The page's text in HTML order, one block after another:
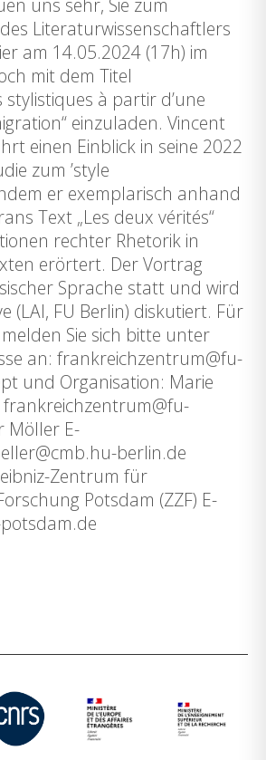
uns sehr, Sie zum
Literaturwissenschaftlers
am 14.05.2024 (17h) im
mit dem Titel
stylistiques à partir d’une
einzuladen. Vincent
einen Einblick in seine 2022
zum ’style
er exemplarisch anhand
Text „Les deux vérités“
rechter Rhetorik in
erörtert. Der Vortrag
Sprache statt und wird
(LAI, FU Berlin) diskutiert. Für
Sie sich bitte unter
an: frankreichzentrum@fu-
und Organisation: Marie
frankreichzentrum@fu-
Möller E-
berlin.de
Zentrum für
Potsdam (ZZF) E-